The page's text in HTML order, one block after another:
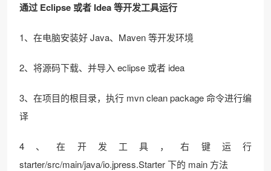
通过 Eclipse 或者 Idea 等开发工具运行
1、在电脑安装好 Java、Maven 等开发环境
2、将源码下载、并导入 eclipse 或者 idea
3、在项目的根目录，执行 mvn clean package 命令进行编
译
4、在开发工具，右键运行
starter/src/main/java/io.jpress.Starter 下的 main 方法